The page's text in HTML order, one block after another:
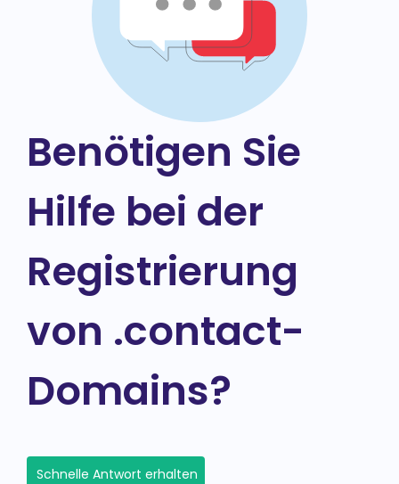
Benötigen Sie
Hilfe bei der
Registrierung
von .contact-
Domains?
Schnelle Antwort erhalten